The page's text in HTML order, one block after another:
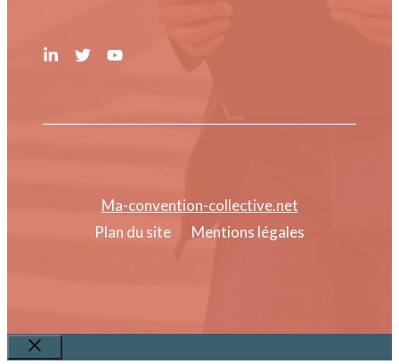
Ma-convention-collective.net
Plan du site
Mentions légales